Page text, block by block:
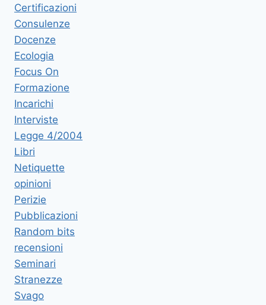
Certificazioni
Consulenze
Docenze
Ecologia
Focus On
Formazione
Incarichi
Interviste
Legge 4/2004
Libri
Netiquette
opinioni
Perizie
Pubblicazioni
Random bits
recensioni
Seminari
Stranezze
Svago